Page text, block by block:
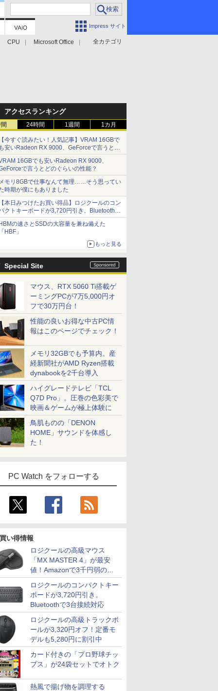
Impress サイト
全カテゴリ
CPU Microsoft Office
アクセスランキング
24時間 1週間 1カ月
今すぐ読みたい！人気記事】VRAM 16GBで
安いRadeon RX 9000、GeForceで言うとど
ぐらいの性能？ - PC Watch
16GBでも安いRadeon RX 9000、
で言うとどのぐらいの性能？
モリ8GBで仕事なんて無理……そう思ってい
時期が僕にもありました
本日みつけたお買い得品】ロジクールのコン
クトキーボードが3,720円引き。Bluetoothで3
接続対応
の速さとSSDの大容量を兼ね備えた
HBF」
もっと見る
Special Site
マウス、RTX 5060 Ti搭載ゲ
ーミングPCが7万5,000円オ
フで30万円台！
性能の良いお得な中古PC情
報はこのページでチェック！
メモリ32GBでも予算内。産
経新聞社がAMD Ryzen搭載
dynabookを2千台導入
ハイグレードテレビ「TCL
Q7D Pro」。圧巻の色彩美で
映画＆ゲームが極上体験に
鳥肌ものの「DENON
HOME」サウンドを体感し
た！
PC Watch をフォローする
い得情報
ロジクールの高級マウス
「MX MASTER 4」が最安
値！Amazonで3千円弱の割
引
ロジクールのコンパクトキー
ボードが3,720円引き。
Bluetoothで3台接続対応
ロジクールの高級トラックボ
ールが3,320円オフ！定番モ
デルも5,280円に割引中
カード付きの「プロ野球チッ
プス」が24袋セットでオトク
熱風で揚げ物を調理する